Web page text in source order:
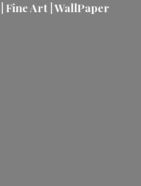
Fine Art | WallPaper